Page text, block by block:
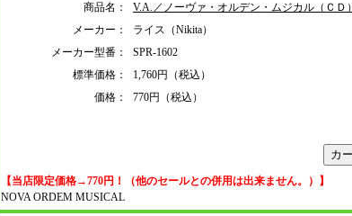
商品名：
V.A.／ノーヴァ・オルデン・ムジカル（ＣＤ）
メーカー：
ライス（Nikita）
メーカー型番：
SPR-1602
標準価格：
1,760円（税込）
価格：
770円（税込）
【当店限定価格→770円！（他のセールとの併用は出来ません。）】
NOVA ORDEM MUSICAL